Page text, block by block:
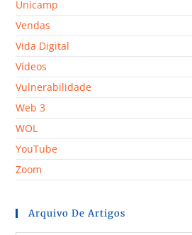
Unicamp
Vendas
Vida Digital
Vídeos
Vulnerabilidade
Web 3
WOL
YouTube
Zoom
Arquivo De Artigos